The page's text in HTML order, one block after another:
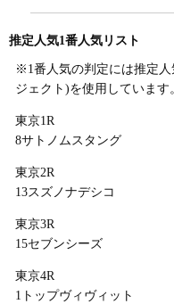
推定人気1番人気リスト
※1番人気の判定には推定
ジェクト)を使用しています
東京1R
8サトノムスタング
東京2R
13スズノナデシコ
東京3R
15セブンシーズ
東京4R
1トップヴィヴィット